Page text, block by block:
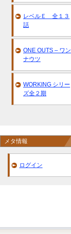
レベルＥ 全１３
話
ONE OUTS – ワン
ナウツ
WORKING シリー
ズ全２期
メタ情報
ログイン